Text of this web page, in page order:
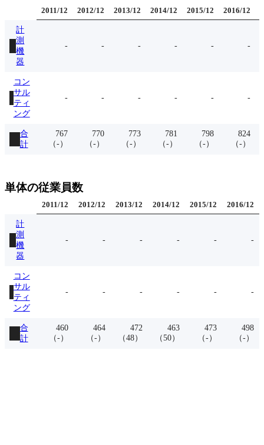
2011/12 2012/12 2013/12 2014/12 2015/12 2016/12
計
測
機
器
- - - - - -
コン
サル
ティ
ング
- - - - - -
合
計
767
（-）
770
（-）
773
（-）
781
（-）
798
（-）
824
（-）
単体の従業員数
2011/12 2012/12 2013/12 2014/12 2015/12 2016/12
計
測
機
器
- - - - - -
コン
サル
ティ
ング
- - - - - -
合
計
460
（-）
464
（-）
472
（48）
463
（50）
473
（-）
498
（-）